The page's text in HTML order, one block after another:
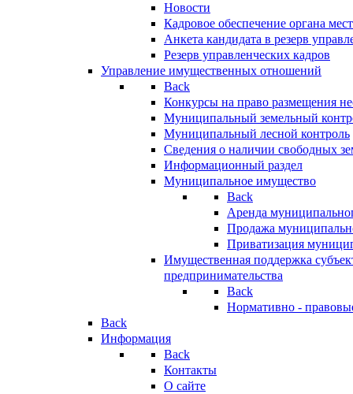
Новости
Кадровое обеспечение органа
Анкета кандидата в резерв
Резерв управленческих кадров
Управление имущественных отношений
Back
Конкурсы на право размещения
Муниципальный земельный
Муниципальный лесной контроль
Сведения о наличии свободных
Информационный раздел
Муниципальное имущество
Back
Аренда
Продажа
Приватизация
Имущественная поддержка
предпринимательства
Back
Нормативно -
Back
Информация
Back
Контакты
О сайте